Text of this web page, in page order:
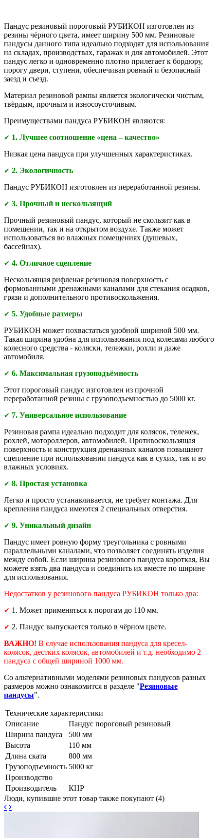
Пандус резиновый пороговый РУБИКОН изготовлен из
резины чёрного цвета, имеет ширину 500 мм. Резиновые
пандусы данного типа идеально подходят для использования
на складах, производствах, гаражах и для автомобилей. Этот
пандус легко и одновременно плотно прилегает к бордюру,
порогу двери, ступени, обеспечивая ровный и безопасный
заезд и съезд.
Материал резиновой рампы является экологически чистым,
твёрдым, прочным и износоусточивым.
Преимуществами пандуса РУБИКОН являются:
✔ 1. Лучшее соотношение «цена – качество»
Низкая цена пандуса при улучшенных характеристиках.
✔ 2. Экологичность
Пандус РУБИКОН изготовлен из переработанной резины.
✔ 3. Прочный и нескользящий
Прочный резиновый пандус, который не скользит как в
помещении, так и на открытом воздухе. Также может
использоваться во влажных помещениях (душевых,
бассейнах).
✔ 4. Отличное сцепление
Нескользящая рифленая резиновая поверхность с
формованными дренажными каналами для стекания осадков,
грязи и дополнительного противоскольжения.
✔ 5. Удобные размеры
РУБИКОН может похвастаться удобной шириной 500 мм.
Такая ширина удобна для использования под колесами любого
колесного средства - коляски, тележки, рохли и даже
автомобиля.
✔ 6. Максимальная грузоподъёмность
Этот пороговый пандус изготовлен из прочной
переработанной резины с грузоподъемностью до 5000 кг.
✔ 7. Универсальное использование
Резиновая рампа идеально подходит для колясок, тележек,
рохлей, мотороллеров, автомобилей. Противоскользящая
поверхность и конструкция дренажных каналов повышают
сцепление при использовании пандуса как в сухих, так и во
влажных условиях.
✔ 8. Простая установка
Легко и просто устанавливается, не требует монтажа. Для
крепления пандуса имеются 2 специальных отверстия.
✔ 9. Уникальный дизайн
Пандус имеет ровную форму треугольника с ровными
параллельными каналами, что позволяет соединять изделия
между собой. Если ширина резинового пандуса короткая, Вы
можете взять два пандуса и соединить их вместе по ширине
для использования.
Недостатков у резинового пандуса РУБИКОН только два:
✔ 1. Может применяться к порогам до 110 мм.
✔ 2. Пандус выпускается только в чёрном цвете.
ВАЖНО! В случае использования пандуса для кресел-
колясок, дестких колясок, автомобилей и т.д. необходимо 2
пандуса с общей шириной 1000 мм.
Со альтернативными моделями резиновых пандусов разных
размеров можно ознакомится в разделе "Резиновые
пандусы".
Технические характеристики
Описание
Пандус пороговый резиновый
Ширина пандуса
500 мм
Высота
110 мм
Длина ската
800 мм
Грузоподъемность 5000 кг
Производство
Производитель
КНР
Люди, купившие этот товар также покупают (4)